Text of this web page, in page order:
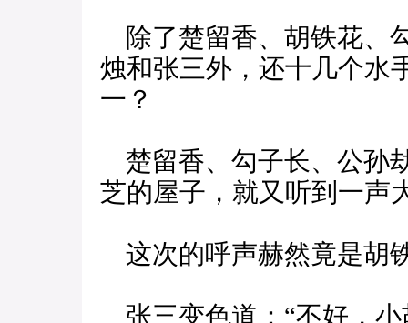
除了楚留香、胡铁花、
烛和张三外，还十几个水
一？
楚留香、勾子长、公孙
芝的屋子，就又听到一声
这次的呼声赫然竟是胡
张三变色道：“不好，